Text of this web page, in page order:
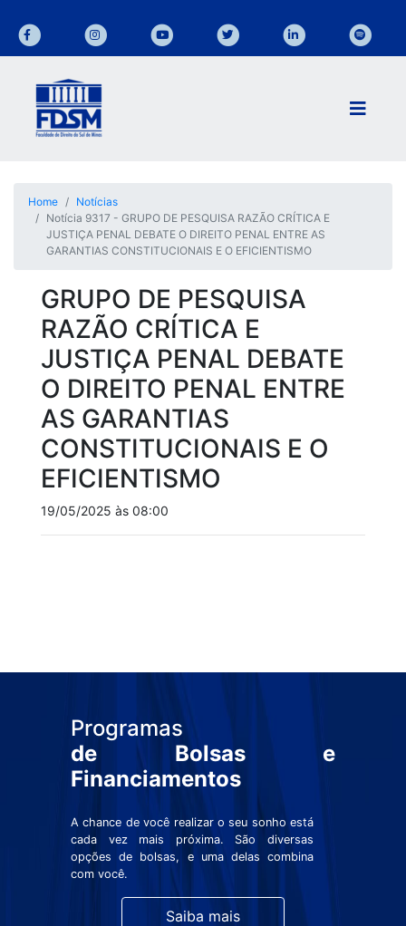
Home
Notícias
Notícia 9317 - GRUPO DE PESQUISA RAZÃO CRÍTICA E
JUSTIÇA PENAL DEBATE O DIREITO PENAL ENTRE AS
GARANTIAS CONSTITUCIONAIS E O EFICIENTISMO
GRUPO DE PESQUISA
RAZÃO CRÍTICA E
JUSTIÇA PENAL DEBATE
O DIREITO PENAL ENTRE
AS GARANTIAS
CONSTITUCIONAIS E O
EFICIENTISMO
19/05/2025 às 08:00
Programas
de Bolsas e
Financiamentos
A chance de você realizar o seu sonho está
cada vez mais próxima. São diversas
opções de bolsas, e uma delas combina
com você.
Saiba mais